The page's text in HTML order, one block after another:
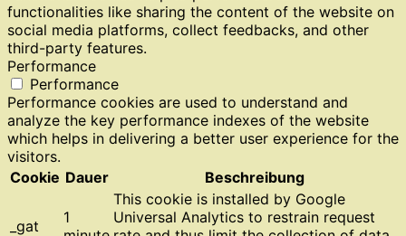
functionalities like sharing the content of the website on
social media platforms, collect feedbacks, and other
third-party features.
Performance
Performance
Performance cookies are used to understand and
analyze the key performance indexes of the website
which helps in delivering a better user experience for the
visitors.
Cookie Dauer Beschreibung
_gat
1
This cookie is installed by Google
Universal Analytics to restrain request